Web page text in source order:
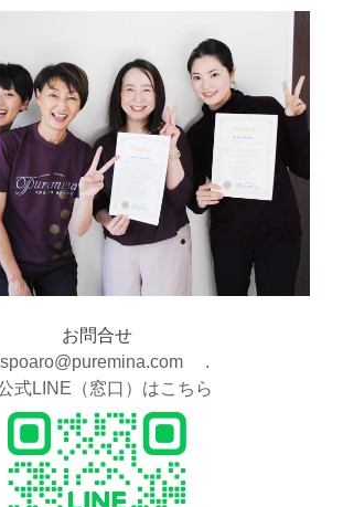
お問合せ
.
式LINE（窓口）はこちら